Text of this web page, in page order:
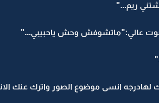
ريم..."
عالي:"ماتشوفش وحش ياحبيبي..."
انسى موضوع الصور واترك عنك